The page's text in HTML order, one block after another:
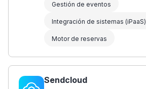
Gestión de eventos
Integración de sistemas (iPaaS)
Motor de reservas
Sendcloud